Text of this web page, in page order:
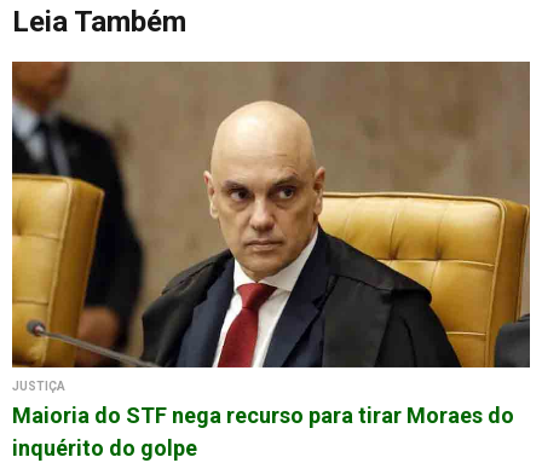
Leia Também
JUSTIÇA
Maioria do STF nega recurso para tirar Moraes do
inquérito do golpe